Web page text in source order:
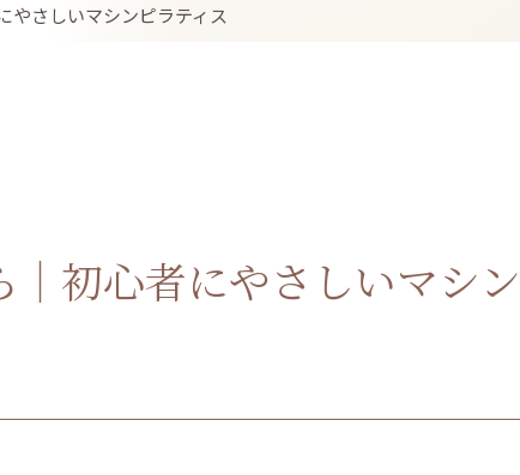
やさしいマシンピラティス
初心者にやさしいマシン